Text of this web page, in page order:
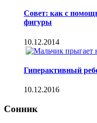
Совет: как с
фигуры
10.12.2014
Гиперактивный
10.12.2016
Сонник